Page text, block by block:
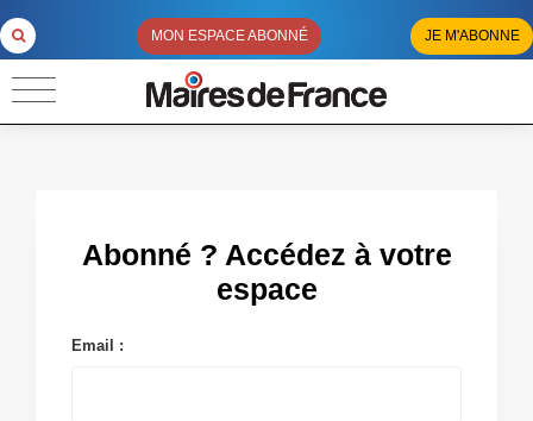
MON ESPACE ABONNÉ JE M'ABONNE
Abonné ? Accédez à votre
espace
Email :